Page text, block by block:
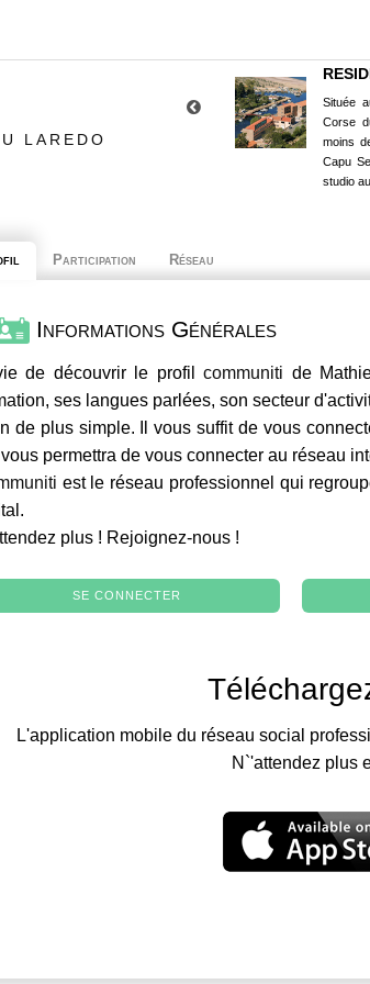
LAREDO
Située
Corse
moins
Capu
studio
Participation Réseau
Informations Générales
de découvrir le profilcommuniti de
ses langues parlées, son secteur
de plus simple. Il vous suffit de vous
permettra de vous connecter au réseau
est le réseau professionnel qui
plus ! Rejoignez-nous !
SE CONNECTER
L'application mobile du réseau social
N`'attendez plus